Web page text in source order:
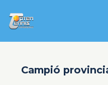
Campió